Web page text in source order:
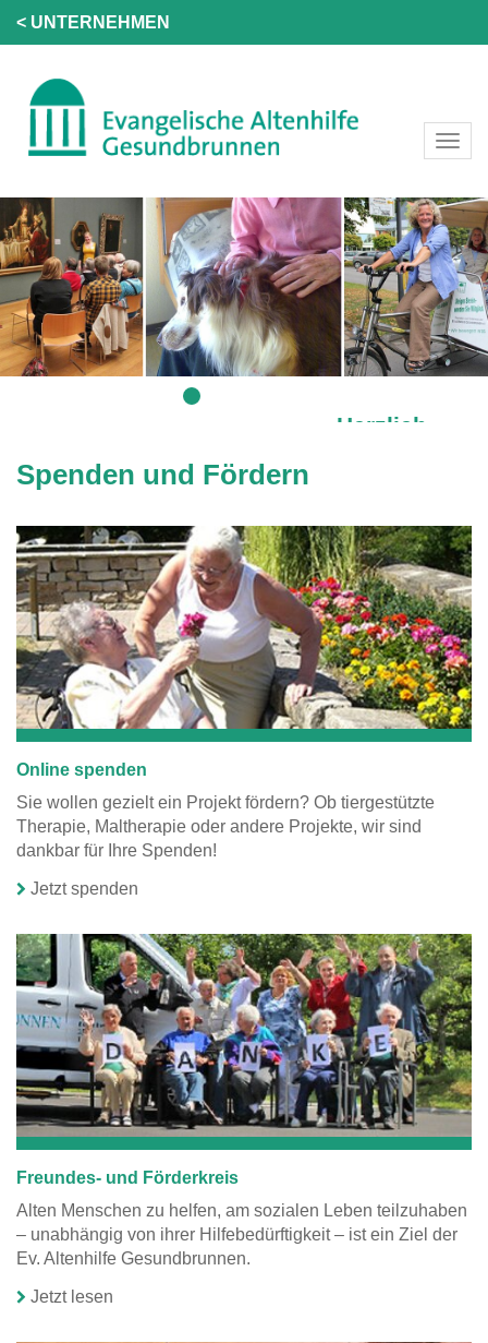
< UNTERNEHMEN
Herzlich
sich: Wie und wo
kann ich etwas
bewirken? Hier
erfahren Sie
mehr über
unsere Projekte.
Spenden und Fördern
Online spenden
Sie wollen gezielt ein Projekt fördern? Ob tiergestützte
Therapie, Maltherapie oder andere Projekte, wir sind
dankbar für Ihre Spenden!
Jetzt spenden
Freundes- und Förderkreis
Alten Menschen zu helfen, am sozialen Leben teilzuhaben
– unabhängig von ihrer Hilfebedürftigkeit – ist ein Ziel der
Ev. Altenhilfe Gesundbrunnen.
Jetzt lesen